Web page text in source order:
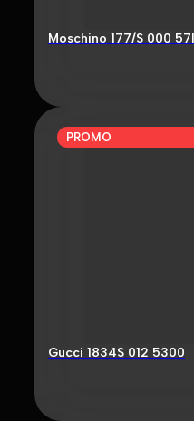
Moschino 177/S 000
PROMO
Gucci 1834S 012 5300